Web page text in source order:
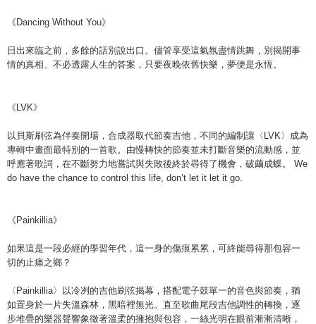
《 Dancing Without You》
日出來臨之前，多餘的話別說出口。儘管享受這氣氛盡情跳舞，別揭開事
情的真相、不必透露人生的答案，只要夜晚依舊快樂，夢便是永恆。
《LVK》
以貝斯刷弦為伴奏開場，合成器取代節奏吉他，不同的編制讓〈 LVK 〉成為
專輯中畫面最特別的一首歌。由慢轉快的節奏並未打斷音樂的流動感，並
呼應著歌詞，在不斷努力地嘗試與失敗後終於尋得了機會，破繭成蝶。
We
do have the chance to control this life, don’t let it let it go.
《 Painkillia》
如果這是一段必經的學習年代，這一身的傷痕累累，可終能尋得那包容一
切的止痛之鄉？
〈 Painkillia〉以冷冽的吉他刷弦揭幕，搭配電子鼓單一的音色與節奏，猶
如置身於一片失溫森林，黑暗裡無光。直至歌曲尾段吉他調性的轉換，逐
步堆疊的樂器聲響象徵著溫柔的擁抱與包容，一絲光明在眼前漸漸清晰，